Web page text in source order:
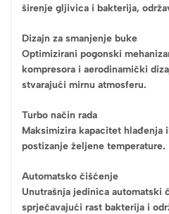
širenje gljivica i bakterija,
Dizajn za smanjenje buke
Optimizirani pogonski
kompresora i aerodinamički
stvarajući mirnu atmosferu.
Turbo način rada
Maksimizira kapacitet hlađenja
postizanje željene temperature.
Automatsko čišćenje
Unutrašnja jedinica automatski
sprječavajući rast bakterija i